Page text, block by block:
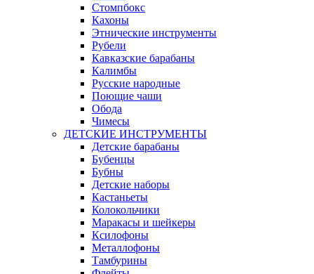
Стомпбокс
Кахоны
Этнические инструменты
Рубели
Кавказские барабаны
Калимбы
Русские народные
Поющие чаши
Обода
Чимесы
ДЕТСКИЕ ИНСТРУМЕНТЫ
Детские барабаны
Бубенцы
Бубны
Детские наборы
Кастаньеты
Колокольчики
Маракасы и шейкеры
Ксилофоны
Металлофоны
Тамбурины